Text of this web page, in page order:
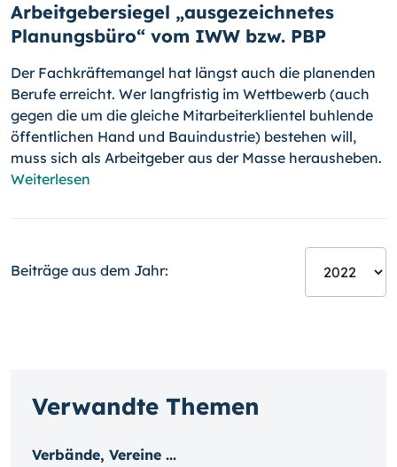
Arbeitgebersiegel „ausgezeichnetes
Planungsbüro“ vom IWW bzw. PBP
Der Fachkräftemangel hat längst auch die planenden
Berufe erreicht. Wer langfristig im Wettbewerb (auch
gegen die um die gleiche Mit­ar­bei­ter­klientel buhlende
öffentlichen Hand und Bauindustrie) bestehen will,
muss sich als Arbeitgeber aus der Masse herausheben.
Weiterlesen
Beiträge aus dem Jahr:
Verwandte Themen
Verbände, Vereine ...